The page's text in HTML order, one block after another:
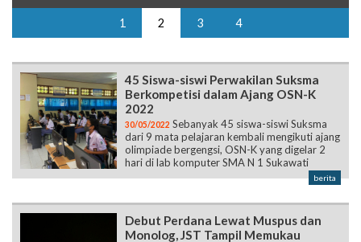
45 Siswa-siswi Perwakilan Suksma
Berkompetisi dalam Ajang OSN-K
dari 9 mata pelajaran kembali mengikuti ajang
olimpiade bergengsi, OSN-K yang digelar 2
hari di lab komputer SMA N 1 Sukawati
berita
Debut Perdana Lewat Muspus dan
Monolog, JST Tampil Memukau
dalam musikalisasi puisi dan monolog yang
diselenggarakan Teater Angin berhasil pikat
hati penonton.